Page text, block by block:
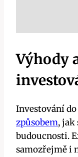
Výhody
Investování do
způsobem,
budoucnosti.
samozřejmě i